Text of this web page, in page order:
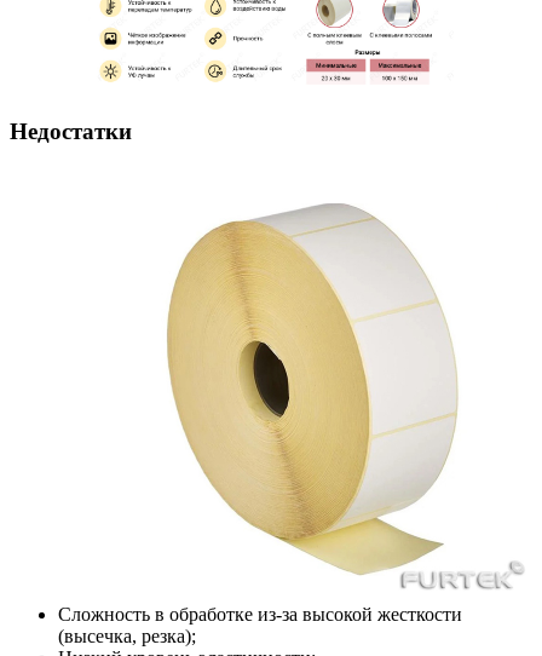
Недостатки
Сложность в обработке из-за высокой жесткости
(высечка, резка);